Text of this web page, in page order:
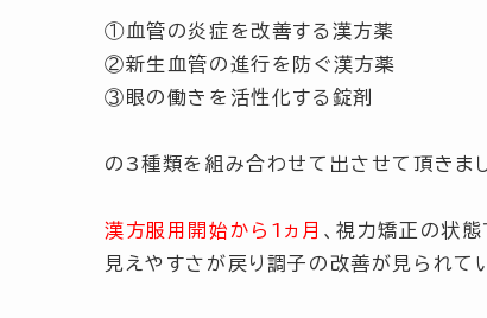
①血管の炎症を改善する漢方薬
②新生血管の進行を防ぐ漢方薬
③眼の働きを活性化する錠剤
の3種類を組み合わせて出させて頂きまし
漢方服用開始から1ヵ月 、視力矯正の状
見えやすさが戻り調子の改善が見られて